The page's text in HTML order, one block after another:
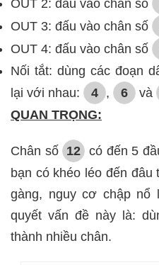
OUT 2: đấu vào chân số
OUT 3: đấu vào chân số
OUT 4: đấu vào chân số
Nối tắt: dùng các đoạn
lại với nhau:
4 , 6 và
QUAN TRỌNG:
Chân số 12 có đến 5
bạn có khéo léo đến đâu
gàng, nguy cơ chập nổ
quyết vấn đề này là:
thành nhiều chân.